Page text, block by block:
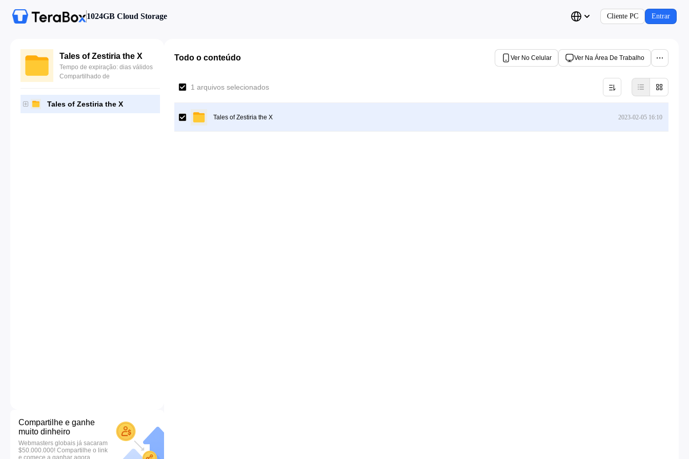
1024GB Cloud Storage Cliente PC Entrar
Tales of Zestiria the X
Tempo de expiração: dias válidos
Compartilhado de
Tales of Zestiria the X
Compartilhe e ganhe
muito dinheiro
Webmasters globais já sacaram
$50.000.000! Compartilhe o link
e comece a ganhar agora.
Todo o conteúdo Ver No Celular Ver Na Área De Trabalho
1 arquivos selecionados
Tales of Zestiria the X 2023-02-05 16:10